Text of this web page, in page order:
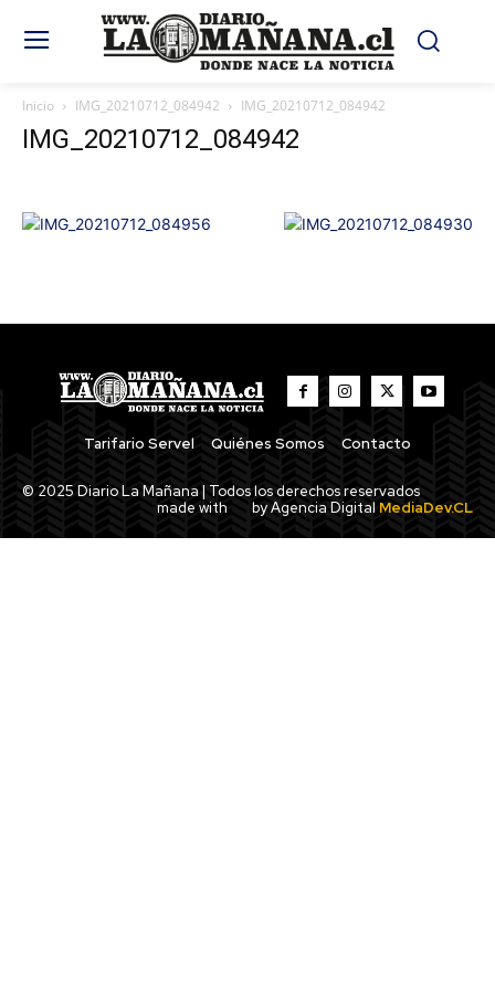
Inicio IMG_20210712_084942 IMG_20210712_084942
IMG_20210712_084942
Tarifario Servel Quiénes Somos Contacto
© 2025 Diario La Mañana | Todos los derechos reservados
made with
by Agencia Digital MediaDev.CL